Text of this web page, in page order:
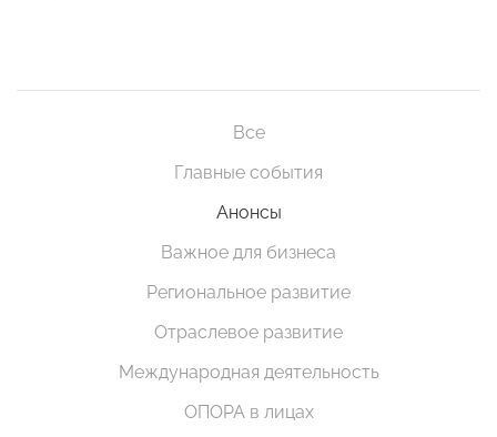
Все
Главные события
Анонсы
Важное для бизнеса
Региональное развитие
Отраслевое развитие
Международная деятельность
ОПОРА в лицах